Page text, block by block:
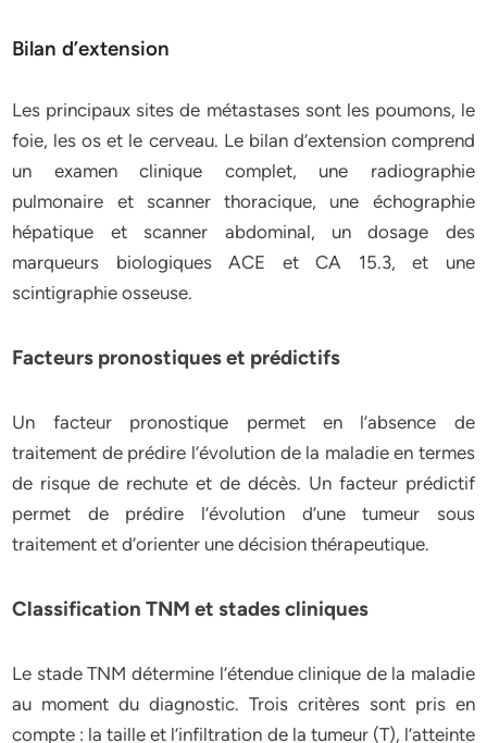
Bilan d’extension
Les principaux sites de métastases sont les poumons, le
foie, les os et le cerveau. Le bilan d’extension comprend
un examen clinique complet, une radiographie
pulmonaire et scanner thoracique, une échographie
hépatique et scanner abdominal, un dosage des
marqueurs biologiques ACE et CA 15.3, et une
scintigraphie osseuse.
Facteurs pronostiques et prédictifs
Un facteur pronostique permet en l’absence de
traitement de prédire l’évolution de la maladie en termes
de risque de rechute et de décès. Un facteur prédictif
permet de prédire l’évolution d’une tumeur sous
traitement et d’orienter une décision thérapeutique.
Classification TNM et stades cliniques
Le stade TNM détermine l’étendue clinique de la maladie
au moment du diagnostic. Trois critères sont pris en
compte : la taille et l’infiltration de la tumeur (T), l’atteinte